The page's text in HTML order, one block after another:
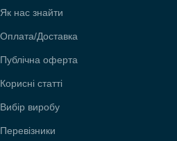
Як нас знайти
Оплата/Доставка
Публічна оферта
Корисні статті
Вибір виробу
Перевізники